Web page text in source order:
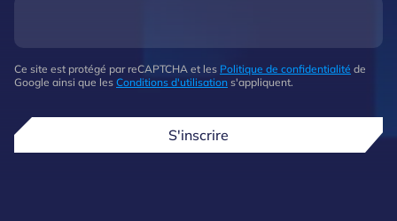
Ce site est protégé par reCAPTCHA et les Politique de confidentialité de
Google ainsi que les Conditions d'utilisation s'appliquent.
S'inscrire